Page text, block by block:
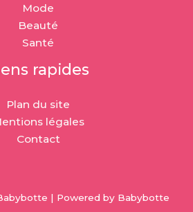
Mode
Beauté
Santé
rapides
Plan du site
légales
Contact
| Powered by Babybotte